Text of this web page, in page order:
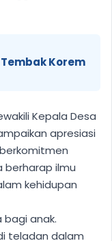
Korem
Kepala Desa
apresiasi
berharap ilmu
kehidupan
anak.
teladan dalam